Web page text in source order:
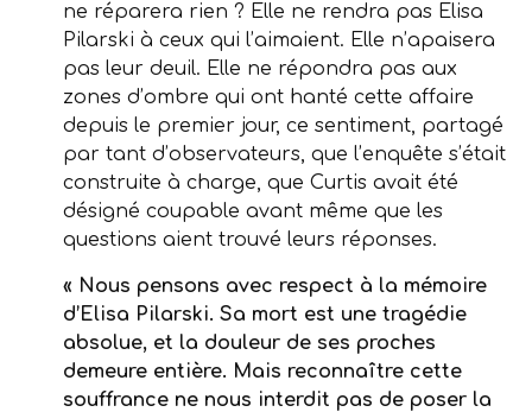
ne réparera rien ? Elle ne rendra pas Elisa
Pilarski à ceux qui l’aimaient. Elle n’apaisera
pas leur deuil. Elle ne répondra pas aux
zones d’ombre qui ont hanté cette affaire
depuis le premier jour, ce sentiment, partagé
par tant d’observateurs, que l’enquête s’était
construite à charge, que Curtis avait été
désigné coupable avant même que les
questions aient trouvé leurs réponses.
« Nous pensons avec respect à la mémoire
d’Elisa Pilarski. Sa mort est une tragédie
absolue, et la douleur de ses proches
demeure entière. Mais reconnaître cette
souffrance ne nous interdit pas de poser la